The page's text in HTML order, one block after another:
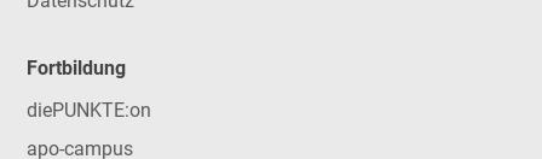
Fortbildung
diePUNKTE:on
apo-campus